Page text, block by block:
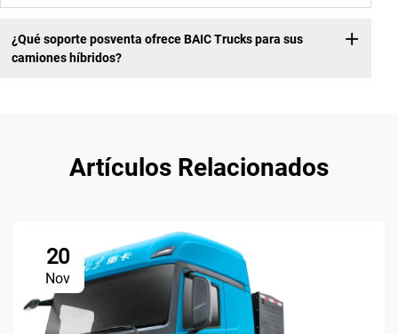
¿Qué soporte posventa ofrece BAIC Trucks para sus
camiones híbridos?
Artículos Relacionados
20
Nov